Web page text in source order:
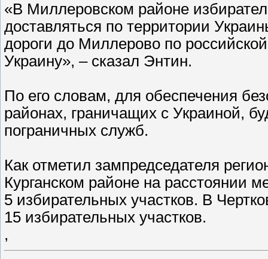
«В Миллеровском районе
доставляться по территории
дороги до Миллерово по
Украину», – сказал Энтин.
По его словам, для обеспечения
районах, граничащих с Украиной,
пограничных служб.
Как отметил зампредседателя
Курганском районе на расстоянии
5 избирательных участков. В
15 избирательных участков.
,